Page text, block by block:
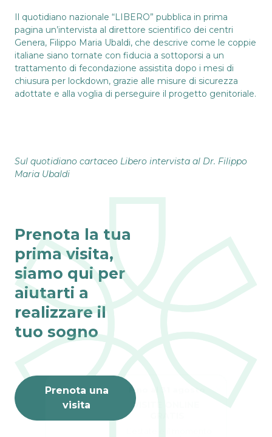
Il quotidiano nazionale “LIBERO” pubblica in prima
pagina un’intervista al direttore scientifico dei centri
Genera, Filippo Maria Ubaldi, che descrive come le coppie
italiane siano tornate con fiducia a sottoporsi a un
trattamento di fecondazione assistita dopo i mesi di
chiusura per lockdown, grazie alle misure di sicurezza
adottate e alla voglia di perseguire il progetto genitoriale.
Sul quotidiano cartaceo Libero intervista al Dr. Filippo
Maria Ubaldi
Prenota la tua
prima visita,
siamo qui per
aiutarti a
realizzare il
tuo sogno
Prenota una
visita
VISITE ONLINE
GRATIS
L’estate è il momento
perfetto per dar vita ai
Fino al 31 agosto